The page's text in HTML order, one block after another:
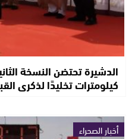
كيلومترات تخليدًا لذكرى
أخبار الصحراء